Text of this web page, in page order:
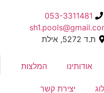
053-3311481
ת.ד 5272, אילת
אודותינו המלצות
יצירת קשר